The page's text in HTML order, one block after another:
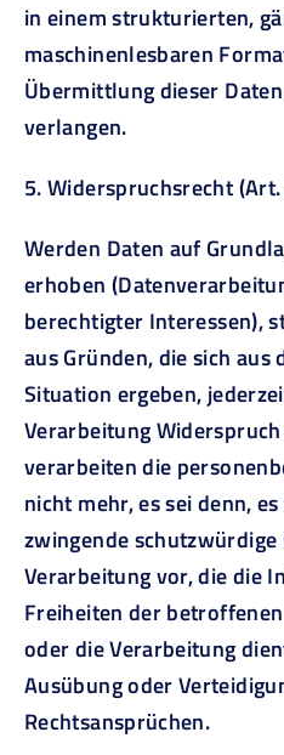
in einem strukturierten,
maschinenlesbaren
Übermittlung dieser
verlangen.
5. Widerspruchsrecht (Art.
Werden Daten auf
erhoben
berechtigter Interessen),
aus Gründen, die sich aus
Situation ergeben,
Verarbeitung
verarbeiten die
nicht mehr, es sei denn,
zwingende
Verarbeitung vor, die die
Freiheiten der
oder die Verarbeitung
Ausübung oder
Rechtsansprüchen.